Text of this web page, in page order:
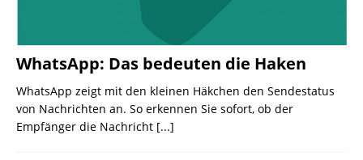
WhatsApp: Das bedeuten die Haken
WhatsApp zeigt mit den kleinen Häkchen den Sendestatus
von Nachrichten an. So erkennen Sie sofort, ob der
Empfänger die Nachricht [...]